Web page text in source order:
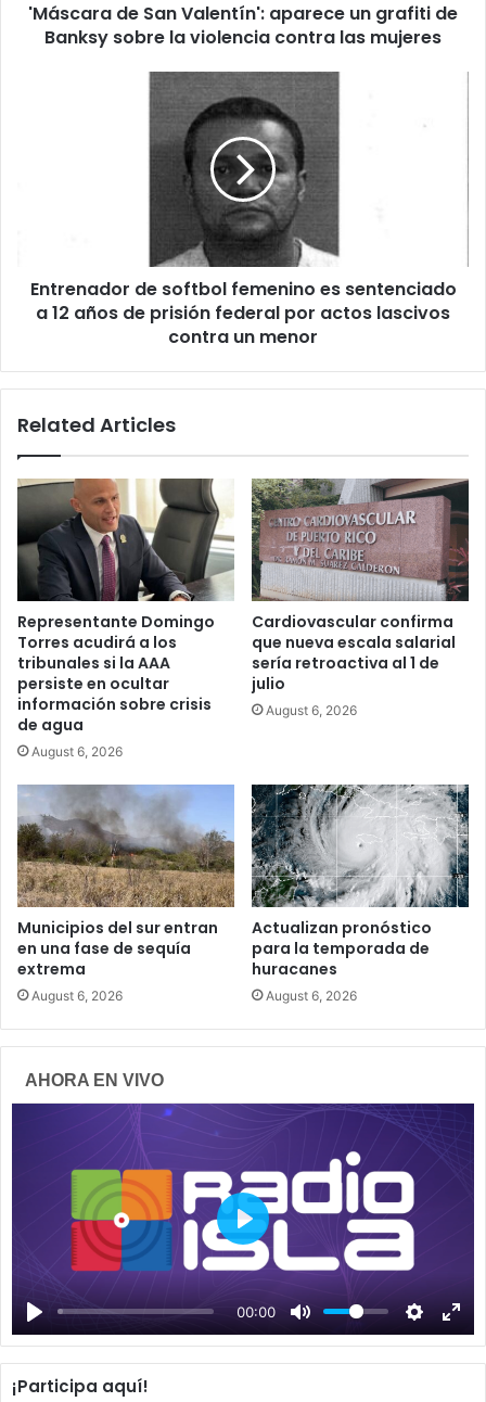
sobre
'Máscara de San Valentín': aparece un grafiti de
Banksy sobre la violencia contra las mujeres
de
prisión
actos
contra
Entrenador de softbol femenino es sentenciado
a 12 años de prisión federal por actos lascivos
contra un menor
Related Articles
Representante Domingo
Torres acudirá a los
tribunales si la AAA
persiste en ocultar
información sobre crisis
de agua
August 6, 2026
Cardiovascular confirma
que nueva escala salarial
sería retroactiva al 1 de
julio
August 6, 2026
Municipios del sur entran
en una fase de sequía
extrema
August 6, 2026
Actualizan pronóstico
para la temporada de
huracanes
August 6, 2026
AHORA EN VIVO
00:00
P
a
y
¡Participa aquí!